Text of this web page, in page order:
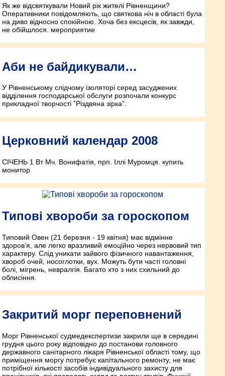
Як же відсвяткували Новий рік жителі Рівненщини?
Оперативники повідомляють, що святкова ніч в області була
на диво відносно спокійною. Хоча без ексцесів, як завжди,
не обійшлося. мероприятие
Аби не байдикували…
У Рівненському слідчому ізоляторі серед засуджених
відділення господарської обслуги розпочали конкурс
прикладної творчості ”Різдвяна зірка”.
Церковний календар 2008
СІЧЕНЬ 1 Вт Мч. Вонифатія, прп. Іллі Муромця. купить
монитор
Типові хвороби за гороскопом
Типовий Овен (21 березня - 19 квітня) має відмінне
здоров’я, але легко вразливий емоційно через нервовий тип
характеру. Слід уникати зайвого фізичного навантаження,
хвороб очей, носоглотки, вух. Можуть бути часті головні
болі, мігрень, невралгія. Багато хто з них схильний до
облисіння.
Закритий морг переповнений
Морг Рівненської судмедекспертизи закрили ще в середині
грудня цього року відповідно до постанови головного
державного санітарного лікаря Рівненської області тому, що
приміщення моргу потребує капітального ремонту, не має
потрібної кількості засобів індивідуального захисту для